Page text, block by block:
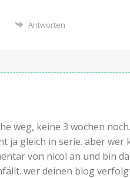
Antworten
weg, keine 3 wochen
ja gleich in serie. aber wer
von nicol an und bin
wer deinen blog